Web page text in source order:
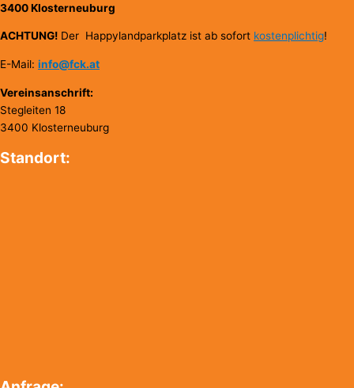
3400 Klosterneuburg
ACHTUNG! Der Happylandparkplatz ist ab sofort kostenplichtig!
E-Mail: info@fck.at
Vereinsanschrift:
Stegleiten 18
3400 Klosterneuburg
Standort: